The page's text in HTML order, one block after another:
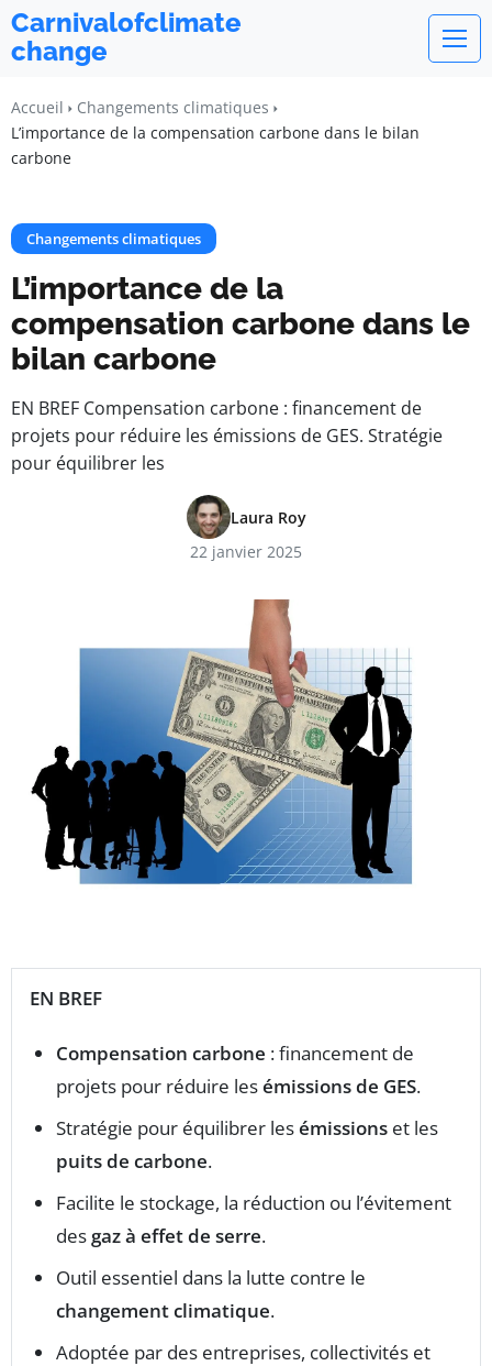
Carnivalofclimate
change
Accueil
Changements climatiques
L’importance de la compensation carbone dans le bilan
carbone
Changements climatiques
L’importance de la
compensation carbone dans le
bilan carbone
EN BREF Compensation carbone : financement de
projets pour réduire les émissions de GES. Stratégie
pour équilibrer les
Laura Roy
22 janvier 2025
EN BREF
Compensation carbone : financement de
projets pour réduire lesémissions de GES.
Stratégie pour équilibrer lesémissions et les
puits de carbone.
Facilite le stockage, la réduction ou l’évitement
des gaz à effet de serre.
Outil essentiel dans la lutte contre le
changement climatique.
Adoptée par des entreprises, collectivités et